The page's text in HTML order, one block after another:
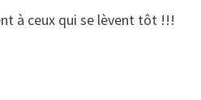
à ceux qui se lèvent tôt !!!